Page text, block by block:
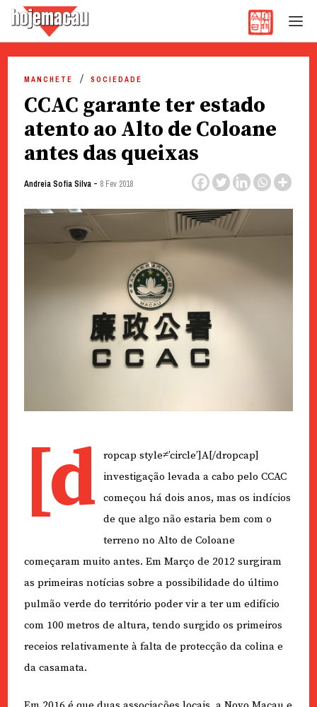
content
MANCHETE SOCIEDADE
CCAC garante ter estado
atento ao Alto de Coloane
antes das queixas
Andreia Sofia Silva- 8 Fev 2018
[d
ropcap style≠’circle’]A[/dropcap]
investigação levada a cabo pelo CCAC
começou há dois anos, mas os indícios
de que algo não estaria bem com o
terreno no Alto de Coloane
começaram muito antes. Em Março de 2012 surgiram
as primeiras notícias sobre a possibilidade do último
pulmão verde do território poder vir a ter um edifício
com 100 metros de altura, tendo surgido os primeiros
receios relativamente à falta de protecção da colina e
da casamata.